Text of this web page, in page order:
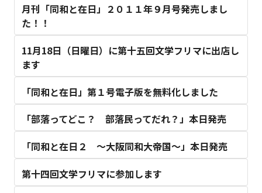
月刊「同和と在日」２０１１年９月号発売しまし
た！！
11月18日（日曜日）に第十五回文学フリマに出店し
ます
「同和と在日」第１号電子版を無料化しました
「部落ってどこ？ 部落民ってだれ？」本日発売
「同和と在日２ ～大阪同和大帝国～」本日発売
第十四回文学フリマに参加します